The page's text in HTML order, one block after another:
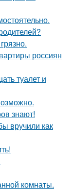
россиян
туалет и
знают!
вручили как
комнаты.